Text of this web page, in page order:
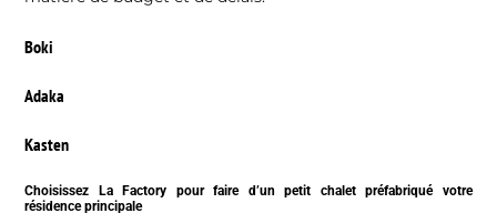
Boki
Adaka
Kasten
Choisissez La Factory pour faire d’un petit chalet préfabriqué votre
résidence principale